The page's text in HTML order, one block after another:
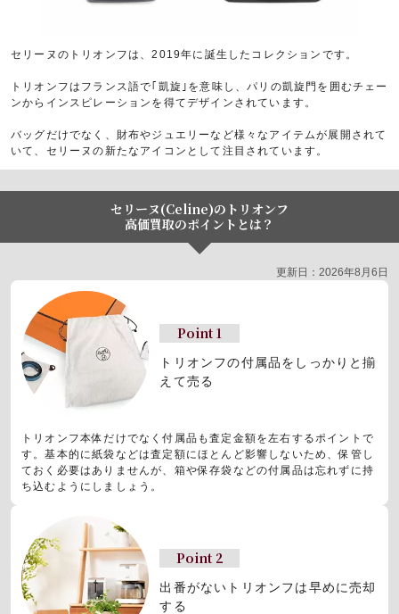
セリーヌのトリオンフは、2019年に誕生したコレクションです。
トリオンフはフランス語で｢凱旋｣を意味し、パリの凱旋門を囲むチェー
ンからインスピレーションを得てデザインされています。
バッグだけでなく、財布やジュエリーなど様々なアイテムが展開されて
いて、セリーヌの新たなアイコンとして注目されています。
セリーヌ(Celine)のトリオンフ
高価買取のポイントとは？
更新日：2026年8月6日
Point 1
トリオンフの付属品をしっかりと揃
えて売る
トリオンフ本体だけでなく付属品も査定金額を左右するポイントで
す。基本的に紙袋などは査定額にほとんど影響しないため、保管し
ておく必要はありませんが、箱や保存袋などの付属品は忘れずに持
ち込むようにしましょう。
Point 2
出番がないトリオンフは早めに売却
する